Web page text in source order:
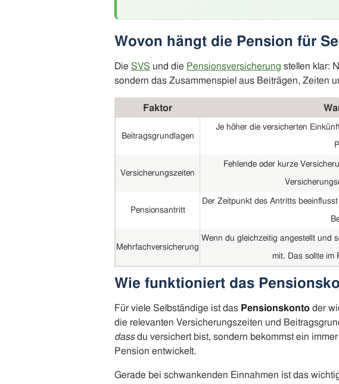
Wovon hängt die Pension für
Die SVS und die Pensionsversicherung stellen klar:
sondern das Zusammenspiel aus Beiträgen, Zeiten
Faktor
Beitragsgrundlagen
Je höher die versicherten
Versicherungszeiten
Fehlende oder kurze
Pensionsantritt
Der Zeitpunkt des Antritts
Mehrfachversicherung
Wenn du gleichzeitig angestellt und
mit. Das sollte im
Wie funktioniert das
Für viele Selbständige ist das Pensionskonto der
die relevanten Versicherungszeiten und
dassdu versichert bist, sondern bekommst ein
Pension entwickelt.
Gerade bei schwankenden Einnahmen ist das